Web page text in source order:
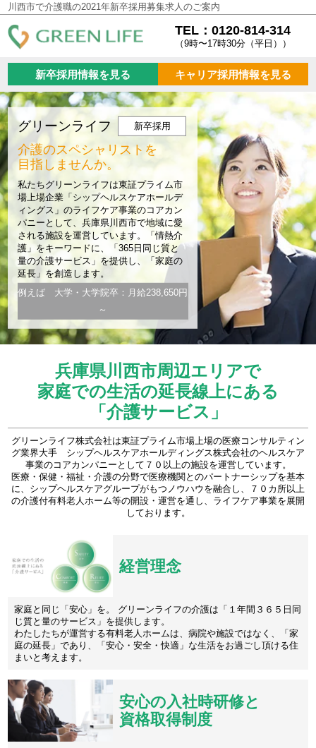
川西市で介護職の2021年新卒採用募集求人のご案内
TEL：0120-814-314
（9時〜17時30分（平日））
新卒採用情報を見る キャリア採用情報を見る
グリーンライフ 新卒採用
介護のスペシャリストを
目指しませんか。
私たちグリーンライフは東証プライム市
場上場企業「シップヘルスケアホールデ
ィングス」のライフケア事業のコアカン
パニーとして、兵庫県川西市で地域に愛
される施設を運営しています。「情熱介
護」をキーワードに、「365日同じ質と
量の介護サービス」を提供し、「家庭の
延長」を創造します。
例えば 大学・大学院卒：月給238,650円
～
兵庫県川西市周辺エリアで
家庭での生活の延長線上にある
「介護サービス」
グリーンライフ株式会社は東証プライム市場上場の医療コンサルティン
グ業界大手 シップヘルスケアホールディングス株式会社のヘルスケア
事業のコアカンパニーとして７０以上の施設を運営しています。
医療・保健・福祉・介護の分野で医療機関とのパートナーシップを基本
に、シップヘルスケアグループがもつノウハウを融合し、７０カ所以上
の介護付有料老人ホーム等の開設・運営を通し、ライフケア事業を展開
しております。
経営理念
家庭と同じ「安心」を。 グリーンライフの介護は「１年間３６５日同
じ質と量のサービス」を提供します。
わたしたちが運営する有料老人ホームは、病院や施設ではなく、「家
庭の延長」であり、「安心・安全・快適」な生活をお過ごし頂ける住
まいと考えます。
安心の入社時研修と
資格取得制度